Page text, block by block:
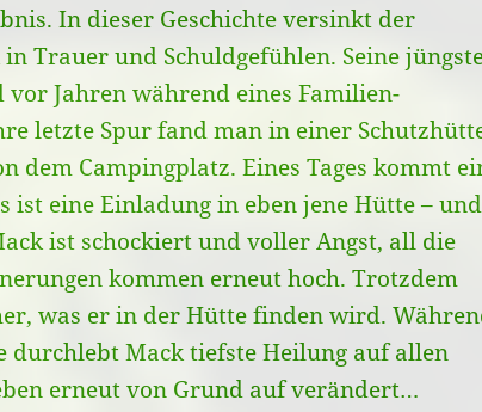
In dieser Geschichte versinkt der
Trauer und Schuldgefühlen. Seine
vor Jahren während eines Familien-
letzte Spur fand man in einer
dem Campingplatz. Eines Tages kommt
ist eine Einladung in eben jene Hütte –
ist schockiert und voller Angst, all die
kommen erneut hoch. Trotzdem
was er in der Hütte finden wird.
durchlebt Mack tiefste Heilung auf allen
erneut von Grund auf verändert…